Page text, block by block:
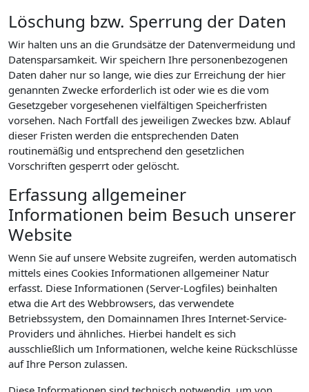
Löschung bzw. Sperrung der Daten
Wir halten uns an die Grundsätze der Datenvermeidung und
Datensparsamkeit. Wir speichern Ihre personenbezogenen
Daten daher nur so lange, wie dies zur Erreichung der hier
genannten Zwecke erforderlich ist oder wie es die vom
Gesetzgeber vorgesehenen vielfältigen Speicherfristen
vorsehen. Nach Fortfall des jeweiligen Zweckes bzw. Ablauf
dieser Fristen werden die entsprechenden Daten
routinemäßig und entsprechend den gesetzlichen
Vorschriften gesperrt oder gelöscht.
Erfassung allgemeiner
Informationen beim Besuch unserer
Website
Wenn Sie auf unsere Website zugreifen, werden automatisch
mittels eines Cookies Informationen allgemeiner Natur
erfasst. Diese Informationen (Server-Logfiles) beinhalten
etwa die Art des Webbrowsers, das verwendete
Betriebssystem, den Domainnamen Ihres Internet-Service-
Providers und ähnliches. Hierbei handelt es sich
ausschließlich um Informationen, welche keine Rückschlüsse
auf Ihre Person zulassen.